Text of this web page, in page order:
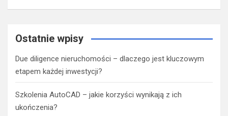
Ostatnie wpisy
Due diligence nieruchomości – dlaczego jest kluczowym
etapem każdej inwestycji?
Szkolenia AutoCAD – jakie korzyści wynikają z ich
ukończenia?